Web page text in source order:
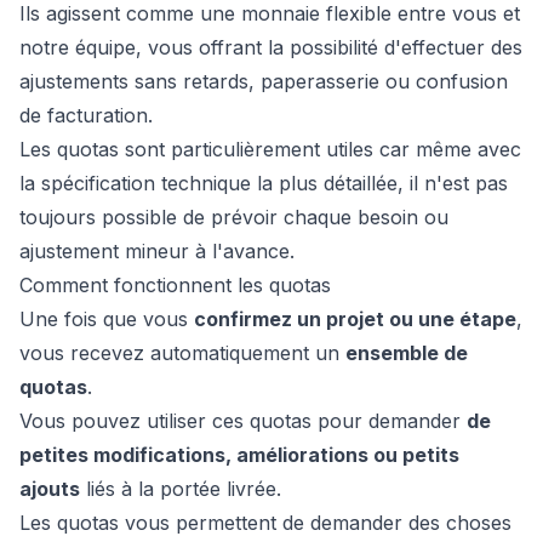
Ils agissent comme une monnaie flexible entre vous et
notre équipe, vous offrant la possibilité d'effectuer des
ajustements sans retards, paperasserie ou confusion
de facturation.
Les quotas sont particulièrement utiles car même avec
la spécification technique la plus détaillée, il n'est pas
toujours possible de prévoir chaque besoin ou
ajustement mineur à l'avance.
Comment fonctionnent les quotas
Une fois que vous confirmez un projet ou une étape,
vous recevez automatiquement un ensemble de
quotas.
Vous pouvez utiliser ces quotas pour demander de
petites modifications, améliorations ou petits
ajouts liés à la portée livrée.
Les quotas vous permettent de demander des choses